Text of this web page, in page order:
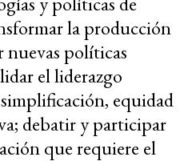
la producción
nuevas políticas
el liderazgo
equidad
debatir y participar
que requiere el